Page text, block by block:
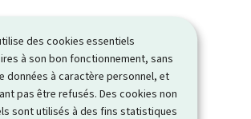
des cookies essentiels
à son bon fonctionnement, sans
données à caractère personnel, et
pas être refusés. Des cookies non
sont utilisés à des fins statistiques
intéresse